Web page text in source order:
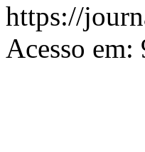
https://
Acesso em: